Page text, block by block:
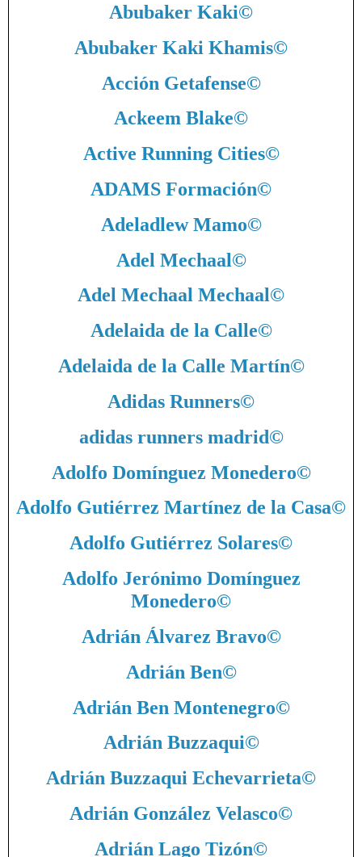
Abubaker Kaki©
Abubaker Kaki Khamis©
Acción Getafense©
Ackeem Blake©
Active Running Cities©
ADAMS Formación©
Adeladlew Mamo©
Adel Mechaal©
Adel Mechaal Mechaal©
Adelaida de la Calle©
Adelaida de la Calle Martín©
Adidas Runners©
adidas runners madrid©
Adolfo Domínguez Monedero©
Adolfo Gutiérrez Martínez de la Casa©
Adolfo Gutiérrez Solares©
Adolfo Jerónimo Domínguez
Monedero©
Adrián Álvarez Bravo©
Adrián Ben©
Adrián Ben Montenegro©
Adrián Buzzaqui©
Adrián Buzzaqui Echevarrieta©
Adrián González Velasco©
Adrián Lago Tizón©